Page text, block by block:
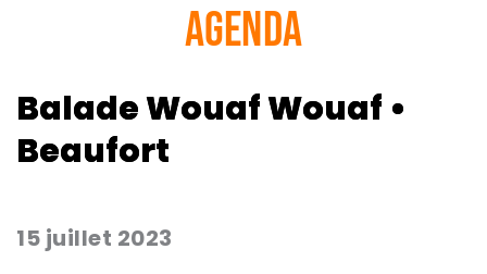
AGENDA
Balade Wouaf Wouaf •
Beaufort
15 juillet 2023